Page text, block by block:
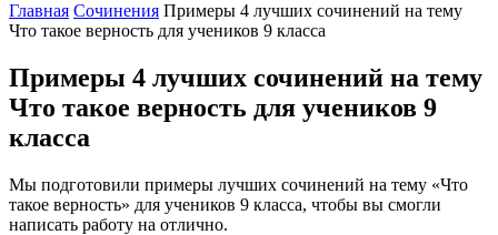
Главная Сочинения Примеры 4 лучших сочинений на тему
Что такое верность для учеников 9 класса
Примеры 4 лучших сочинений на тему
Что такое верность для учеников 9
класса
Мы подготовили примеры лучших сочинений на тему «Что
такое верность» для учеников 9 класса, чтобы вы смогли
написать работу на отлично.